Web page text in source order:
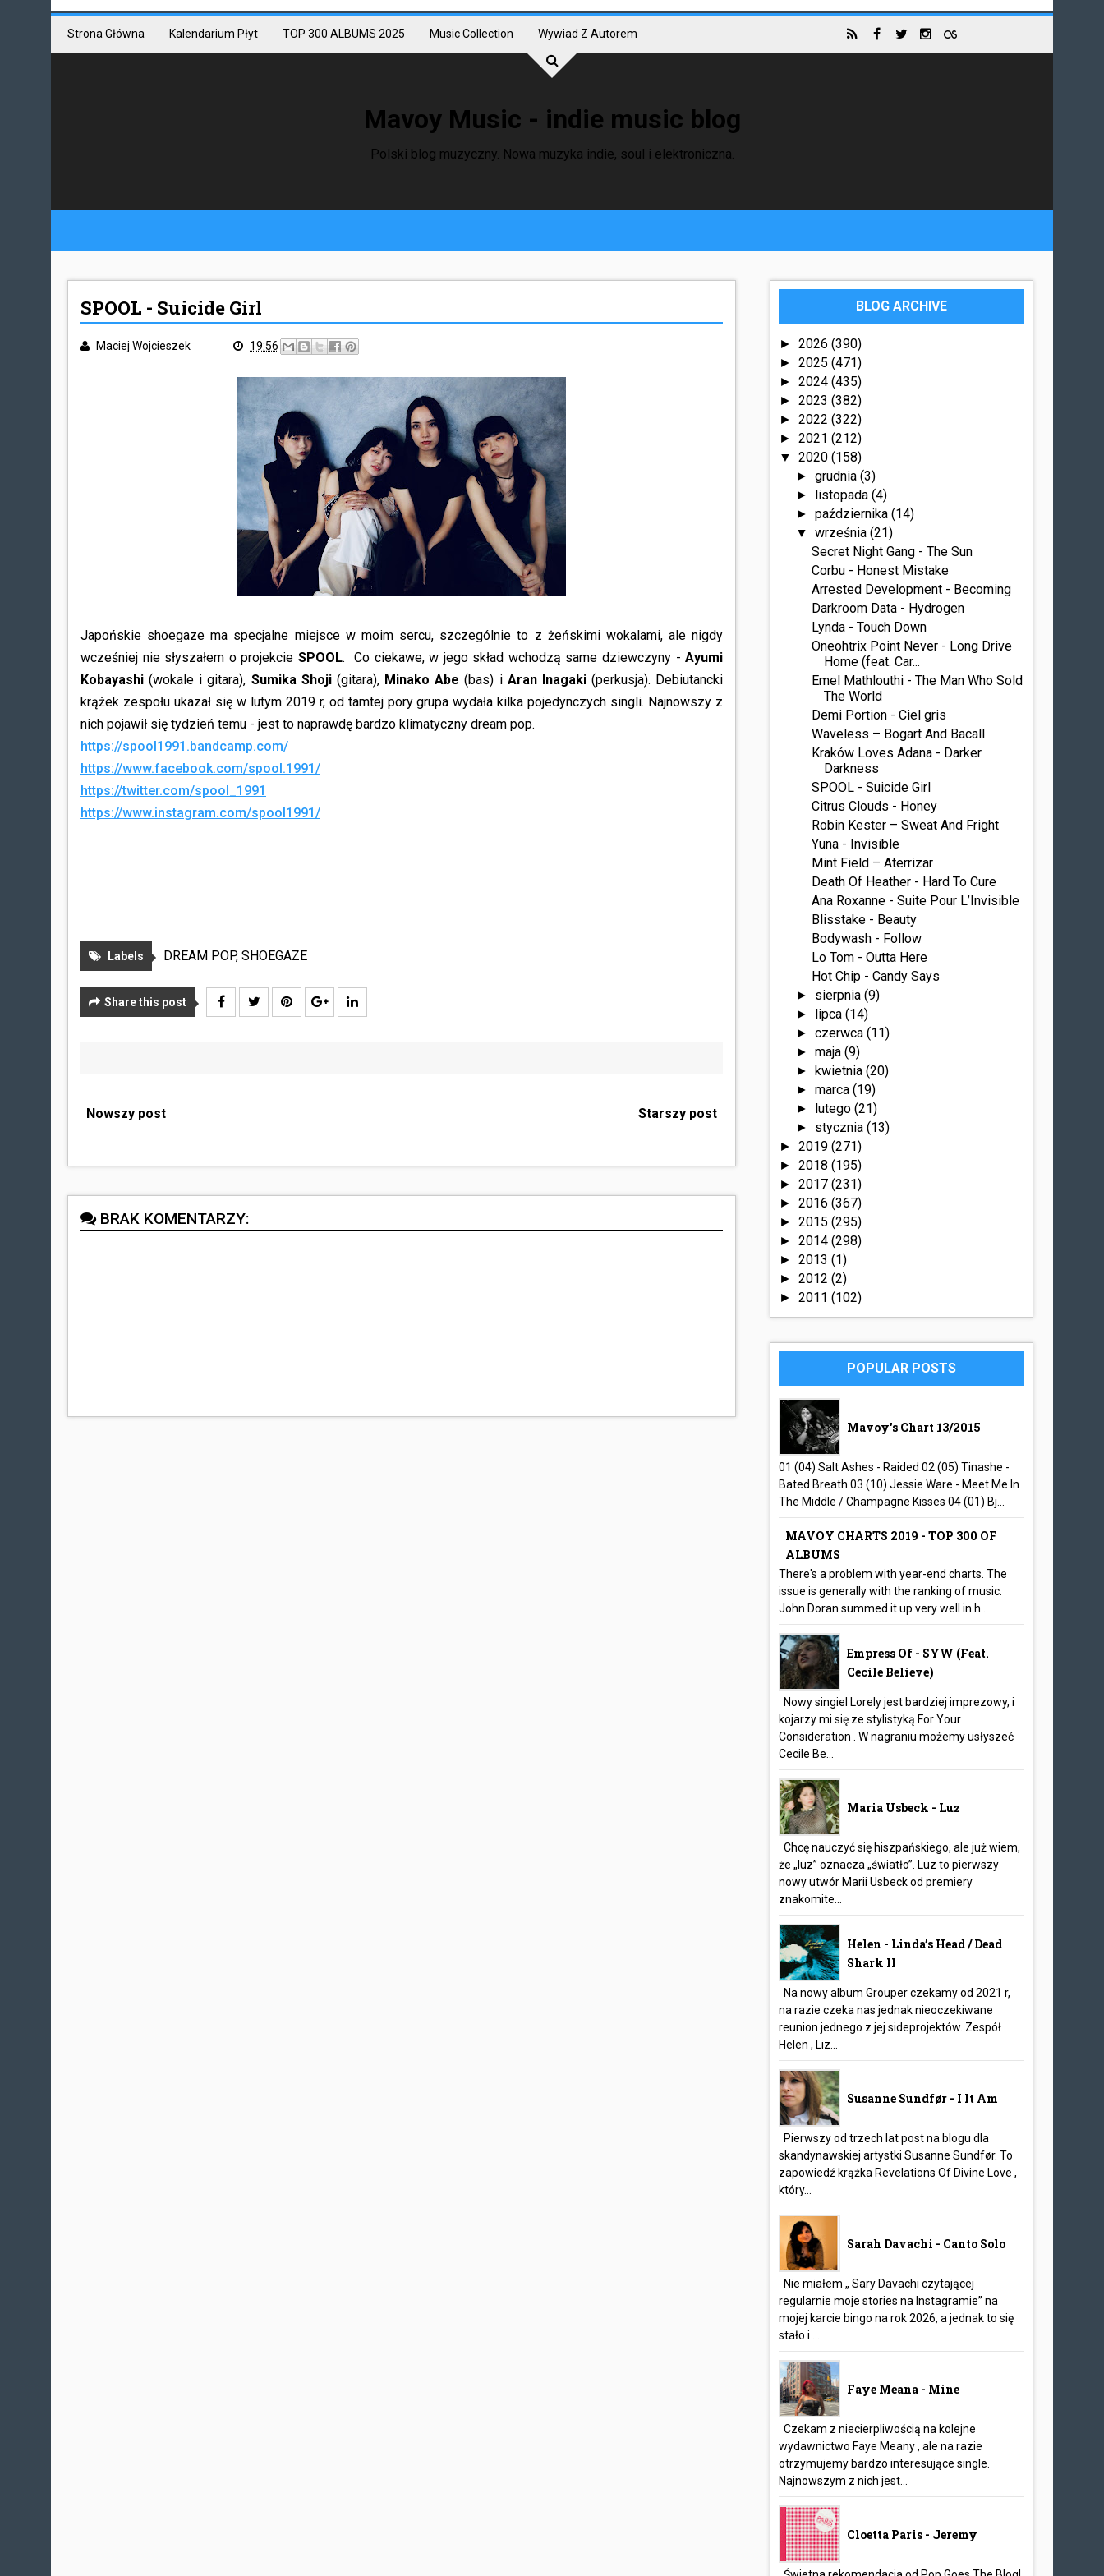
Strona Główna Kalendarium Płyt TOP 300 ALBUMS 2025 Music Collection Wywiad Z Autorem
Mavoy Music - indie music blog
Polski blog muzyczny. Nowa muzyka indie, soul i elektroniczna.
SPOOL - Suicide Girl
Maciej Wojcieszek 19:56
Japońskie shoegaze ma specjalne miejsce w moim sercu, szczególnie to z żeńskimi wokalami, ale nigdy
wcześniej nie słyszałem o projekcie SPOOL. Co ciekawe, w jego skład wchodzą same dziewczyny -Ayumi
Kobayashi(wokale i gitara), Sumika Shoji(gitara), Minako Abe(bas) i Aran Inagaki(perkusja). Debiutancki
krążek zespołu ukazał się w lutym 2019 r, od tamtej pory grupa wydała kilka pojedynczych singli. Najnowszy z
nich pojawił się tydzień temu - jest to naprawdę bardzo klimatyczny dream pop.
https://spool1991.bandcamp.com/
https://www.facebook.com/spool.1991/
https://twitter.com/spool_1991
https://www.instagram.com/spool1991/
Labels DREAM POP, SHOEGAZE
Share this post
Nowszy post Starszy post
BRAK KOMENTARZY:
BLOG ARCHIVE
►2026(390)
►2025(471)
►2024(435)
►2023(382)
►2022(322)
►2021(212)
▼2020(158)
► grudnia (3)
► listopada (4)
► października (14)
▼ września (21)
Secret Night Gang - The Sun
Corbu - Honest Mistake
Arrested Development - Becoming
Darkroom Data - Hydrogen
Lynda - Touch Down
Oneohtrix Point Never - Long Drive
Home (feat. Car...
Emel Mathlouthi - The Man Who Sold
The World
Demi Portion - Ciel gris
Waveless – Bogart And Bacall
Kraków Loves Adana - Darker
Darkness
SPOOL - Suicide Girl
Citrus Clouds - Honey
Robin Kester – Sweat And Fright
Yuna - Invisible
Mint Field – Aterrizar
Death Of Heather - Hard To Cure
Ana Roxanne - Suite Pour L’Invisible
Blisstake - Beauty
Bodywash - Follow
Lo Tom - Outta Here
Hot Chip - Candy Says
► sierpnia (9)
► lipca (14)
► czerwca (11)
► maja (9)
► kwietnia (20)
► marca (19)
► lutego (21)
► stycznia (13)
►2019(271)
►2018(195)
►2017(231)
►2016(367)
►2015(295)
►2014(298)
►2013(1)
►2012(2)
►2011(102)
POPULAR POSTS
Mavoy's Chart 13/2015
01 (04) Salt Ashes - Raided 02 (05) Tinashe -
Bated Breath 03 (10) Jessie Ware - Meet Me In
The Middle / Champagne Kisses 04 (01) Bj...
MAVOY CHARTS 2019 - TOP 300 OF
ALBUMS
There's a problem with year-end charts. The
issue is generally with the ranking of music.
John Doran summed it up very well in h...
Empress Of - SYW (feat.
Cecile Believe)
Nowy singiel Lorely jest bardziej imprezowy, i
kojarzy mi się ze stylistyką For Your
Consideration . W nagraniu możemy usłyszeć
Cecile Be...
Maria Usbeck - Luz
Chcę nauczyć się hiszpańskiego, ale już wiem,
że „luz” oznacza „światło”. Luz to pierwszy
nowy utwór Marii Usbeck od premiery
znakomite...
Helen - Linda’s Head / Dead
Shark II
Na nowy album Grouper czekamy od 2021 r,
na razie czeka nas jednak nieoczekiwane
reunion jednego z jej sideprojektów. Zespół
Helen , Liz...
Susanne Sundfør - I It Am
Pierwszy od trzech lat post na blogu dla
skandynawskiej artystki Susanne Sundfør. To
zapowiedź krążka Revelations Of Divine Love ,
który...
Sarah Davachi - Canto Solo
Nie miałem „ Sary Davachi czytającej
regularnie moje stories na Instagramie” na
mojej karcie bingo na rok 2026, a jednak to się
stało i ...
Faye Meana - Mine
Czekam z niecierpliwością na kolejne
wydawnictwo Faye Meany , ale na razie
otrzymujemy bardzo interesujące single.
Najnowszym z nich jest...
Cloetta Paris - Jeremy